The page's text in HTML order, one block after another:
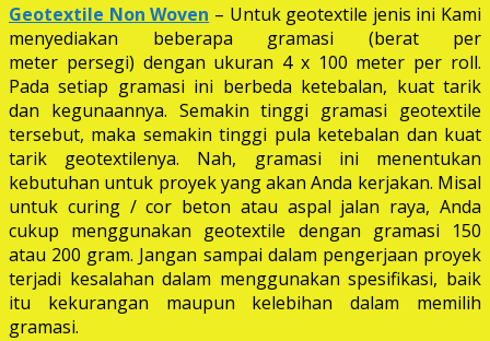
Geotextile Non Woven – Untuk geotextile jenis ini Kami
menyediakan beberapa gramasi (berat per
meter persegi) dengan ukuran 4 x 100 meter per roll.
Pada setiap gramasi ini berbeda ketebalan, kuat tarik
dan kegunaannya. Semakin tinggi gramasi geotextile
tersebut, maka semakin tinggi pula ketebalan dan kuat
tarik geotextilenya. Nah, gramasi ini menentukan
kebutuhan untuk proyek yang akan Anda kerjakan. Misal
untuk curing / cor beton atau aspal jalan raya, Anda
cukup menggunakan geotextile dengan gramasi 150
atau 200 gram. Jangan sampai dalam pengerjaan proyek
terjadi kesalahan dalam menggunakan spesifikasi, baik
itu kekurangan maupun kelebihan dalam memilih
gramasi.